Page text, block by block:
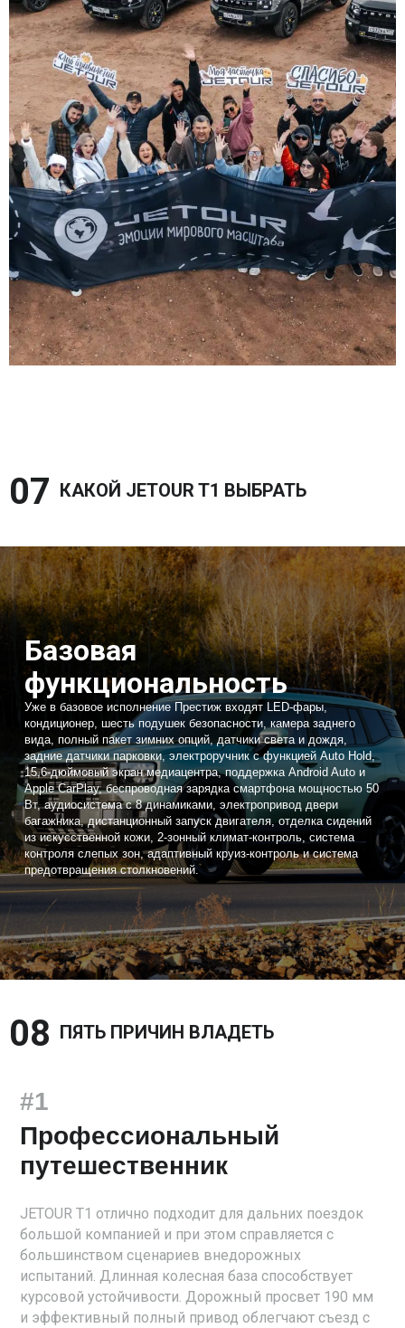
07 КАКОЙ JETOUR T1 ВЫБРАТЬ
Базовая
функциональность
Уже в базовое исполнение Престиж входят LED-фары,
кондиционер, шесть подушек безопасности, камера заднего
вида, полный пакет зимних опций, датчики света и дождя,
задние датчики парковки, электроручник с функцией Auto Hold,
15,6-дюймовый экран медиацентра, поддержка Android Auto и
Apple CarPlay, беспроводная зарядка смартфона мощностью 50
Вт, аудиосистема с 8 динамиками, электропривод двери
багажника, дистанционный запуск двигателя, отделка сидений
из искусственной кожи, 2-зонный климат-контроль, система
контроля слепых зон, адаптивный круиз-контроль и система
предотвращения столкновений.
08 ПЯТЬ ПРИЧИН ВЛАДЕТЬ
#1
Профессиональный
путешественник
JETOUR T1 отлично подходит для дальних поездок
большой компанией и при этом справляется с
большинством сценариев внедорожных
испытаний. Длинная колесная база способствует
курсовой устойчивости. Дорожный просвет 190 мм
и эффективный полный привод облегчают съезд с